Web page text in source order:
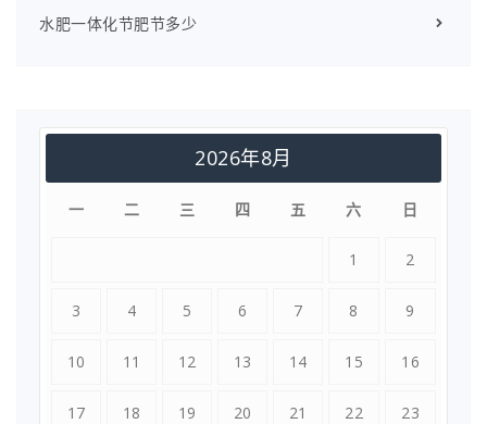
水肥一体化节肥节多少
2026年8月
一 二 三 四 五 六 日
1 2
3 4 5 6 7 8 9
10 11 12 13 14 15 16
17 18 19 20 21 22 23